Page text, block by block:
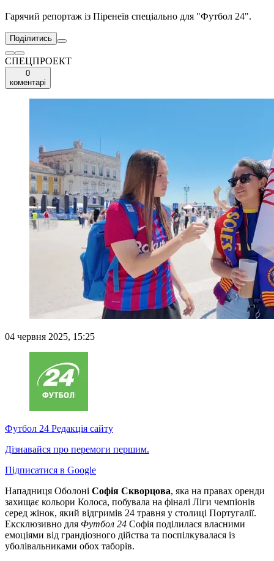
Гарячий репортаж із Піренеїв спеціально для "Футбол 24".
Поділитись
СПЕЦПРОЕКТ
0
коментарі
04 червня 2025, 15:25
Футбол 24 Редакція сайту
Дізнавайся про перемоги першим.
Підписатися в Google
Нападниця Оболоні Софія Скворцова, яка на правах оренди
захищає кольори Колоса, побувала на фіналі Ліги чемпіонів
серед жінок, який відгримів 24 травня у столиці Португалії.
Ексклюзивно для Футбол 24 Софія поділилася власними
емоціями від грандіозного дійства та поспілкувалася із
уболівальниками обох таборів.